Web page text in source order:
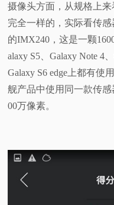
摄像头方面，从规格上来
完全一样的，实际看传
的IMX240，这是一颗
alaxy S5、Galaxy Note 4
Galaxy S6 edge上都有使
舰产品中使用同一款传
00万像素。